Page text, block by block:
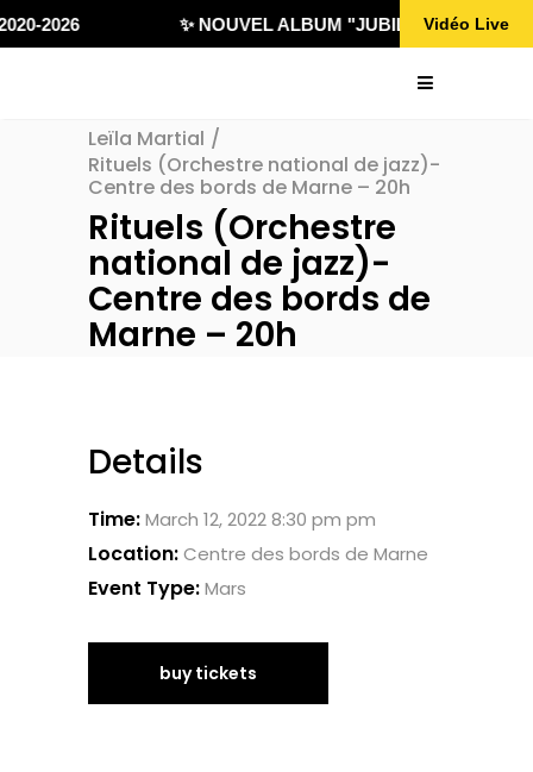
2026 ✨ NOUVEL ALBUM "JUBILÄ 432"Vidéo Live
Leïla Martial /
Rituels (Orchestre national de jazz)-
Centre des bords de Marne – 20h
Rituels (Orchestre
national de jazz)-
Centre des bords de
Marne – 20h
Details
Time:March 12, 2022 8:30 pm pm
Location:Centre des bords de Marne
Event Type:Mars
buy tickets